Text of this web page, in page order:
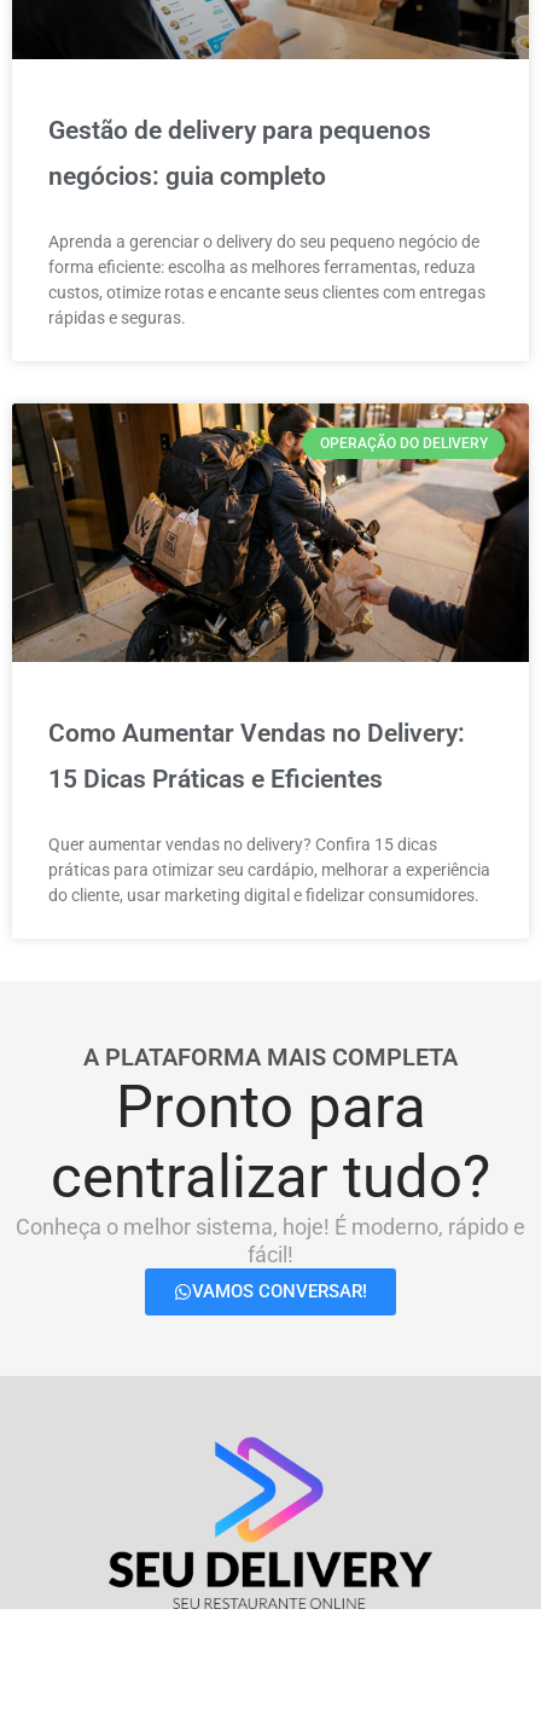
Gestão de delivery para pequenos
negócios: guia completo
Aprenda a gerenciar o delivery do seu pequeno negócio de
forma eficiente: escolha as melhores ferramentas, reduza
custos, otimize rotas e encante seus clientes com entregas
rápidas e seguras.
OPERAÇÃO DO DELIVERY
Como Aumentar Vendas no Delivery:
15 Dicas Práticas e Eficientes
Quer aumentar vendas no delivery? Confira 15 dicas
práticas para otimizar seu cardápio, melhorar a experiência
do cliente, usar marketing digital e fidelizar consumidores.
A PLATAFORMA MAIS COMPLETA
Pronto para
centralizar tudo?
Conheça o melhor sistema, hoje! É moderno, rápido e
fácil!
VAMOS CONVERSAR!